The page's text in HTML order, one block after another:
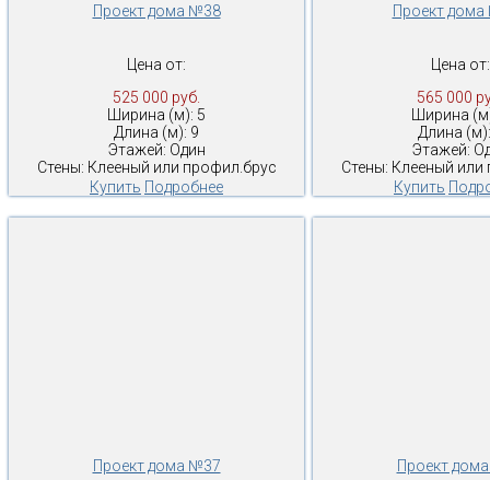
Проект дома №38
Цена от:
525 000 руб.
Ширина (м): 5
Длина (м): 9
Этажей: Один
Стены: Клееный или профил.брус
Купить Подробнее
Проект
Цена от:
565 000
Ширина
Длина
Этажей:
Стены: Клееный или
Купить
Проект дома №37 Проект